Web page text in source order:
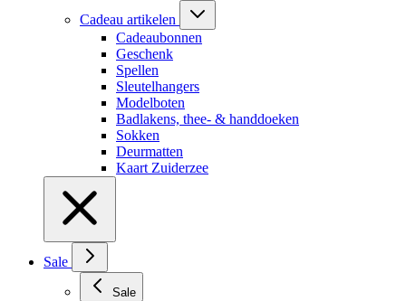
Cadeau artikelen
Cadeaubonnen
Geschenk
Spellen
Sleutelhangers
Modelboten
Badlakens, thee- & handdoeken
Sokken
Deurmatten
Kaart Zuiderzee
Sale
Sale